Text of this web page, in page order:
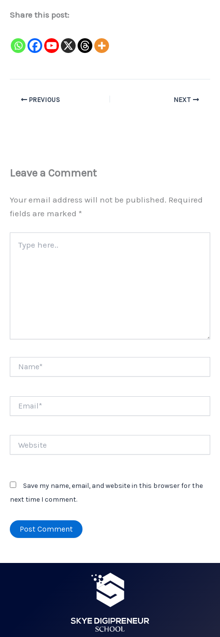
Share this post:
PREVIOUS NEXT
Leave a Comment
Your email address will not be published. Required
fields are marked *
here..
Save my name, email, and website in this browser for the
next time I comment.